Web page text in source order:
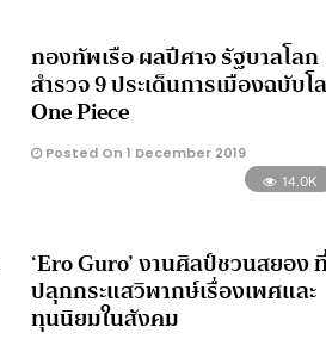
กองทัพเรือ ผลปีศาจ รัฐบาลโลก
สำรวจ 9 ประเด็นการเมืองฉบับโ
One Piece
Posted On 1 December 2019
14.0K
‘Ero Guro’ งานศิลป์ชวนสยอง
ปลุกกระแสวิพากษ์เรื่องเพศและ
ทุนนิยมในสังคม